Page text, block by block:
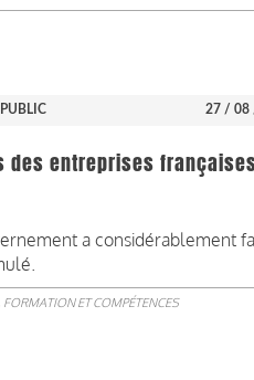
27 / 08
des entreprises
a considérablement
FORMATION ET COMPÉTENCES